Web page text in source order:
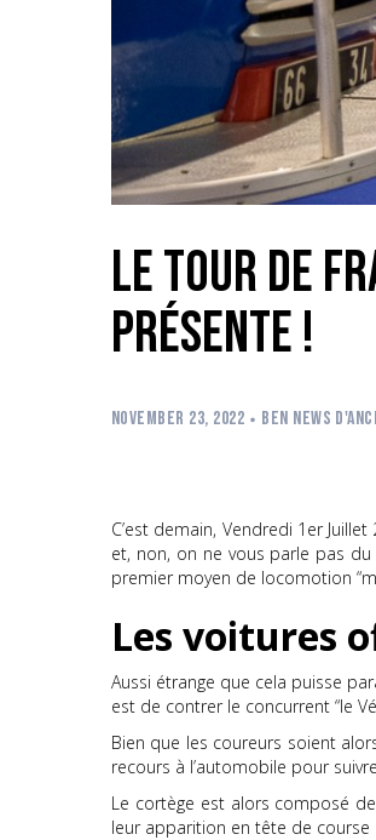
Le Tour de
présente !
NOVEMBER 23, 2022 Ben News
C’est demain, Vendredi 1er
et, non, on ne vous parle pas
premier moyen de locomotion
Les voitures
Aussi étrange que cela puisse
est de contrer le concurrent “le
Bien que les coureurs soient
recours à l’automobile pour
Le cortège est alors composé
leur apparition en tête de course